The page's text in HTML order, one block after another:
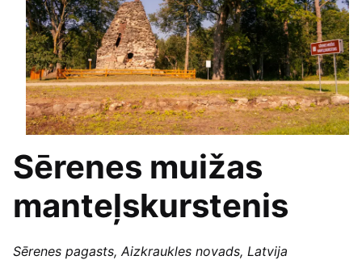
Sērenes muižas
manteļskurstenis
Sērenes pagasts, Aizkraukles novads, Latvija